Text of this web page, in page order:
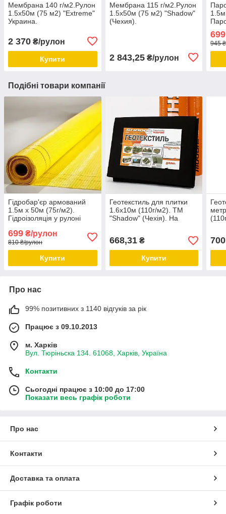
Мембрана 140 г/м2.Рулон
1.5х50м (75 м2) "Extreme"
Украина.
2 370 ₴/рулон
Купити
Мембрана 115 г/м2.Рулон
1.5х50м (75 м2) "Shadow"
(Чехия).
2 843,25₴/рулон
699
945
Подібні товари компанії
Гідробар'єр армований
1.5м х 50м (75г/м2).
Гідроізоляція у рулоні
699 ₴/рулон
810 ₴/рулон
Купити
Геотекстиль для плитки
1.6х10м (110г/м2). ТМ
"Shadow" (Чехія). На
668,31₴
Купити
Про нас
99% позитивних з 1140 відгуків за рік
Працює з 09.10.2013
м. Харків
Вул. Тюріньска 134. 61068, Харків, Україна
Контакти
Сьогодні працює з 10:00 до 17:00
Показати весь графік роботи
Про нас
Контакти
Доставка та оплата
Графік роботи